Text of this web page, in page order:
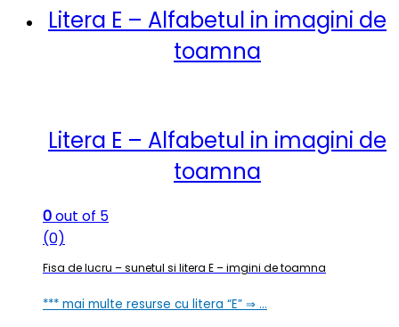
Litera E – Alfabetul in imagini de
toamna
Litera E – Alfabetul in imagini de
toamna
0out of 5
(0)
Fisa de lucru – sunetul si litera E – imgini de toamna
*** mai multe resurse cu litera “E” ⇒ …